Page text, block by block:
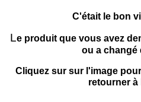
C'était le bon
Le produit que vous avez
ou a changé
Cliquez sur sur l'image
retourner à